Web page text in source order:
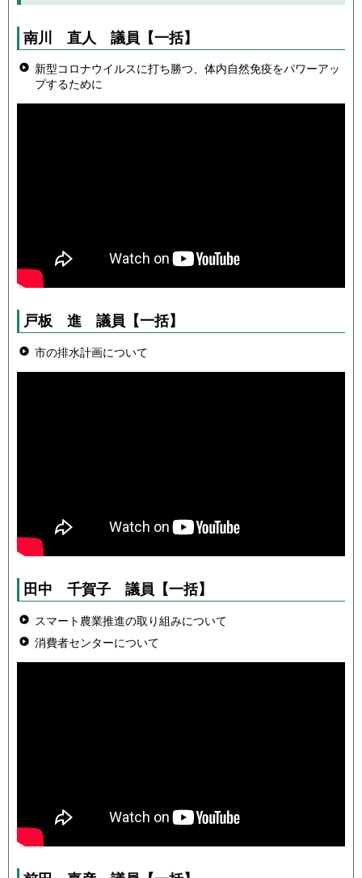
南川 直人 議員 【一括】
新型コロナウイルスに打ち勝つ、体内自然免疫をパワーアッ
プするために
戸板 進 議員 【一括】
市の排水計画について
田中 千賀子 議員 【一括】
スマート農業推進の取り組みについて
消費者センターについて